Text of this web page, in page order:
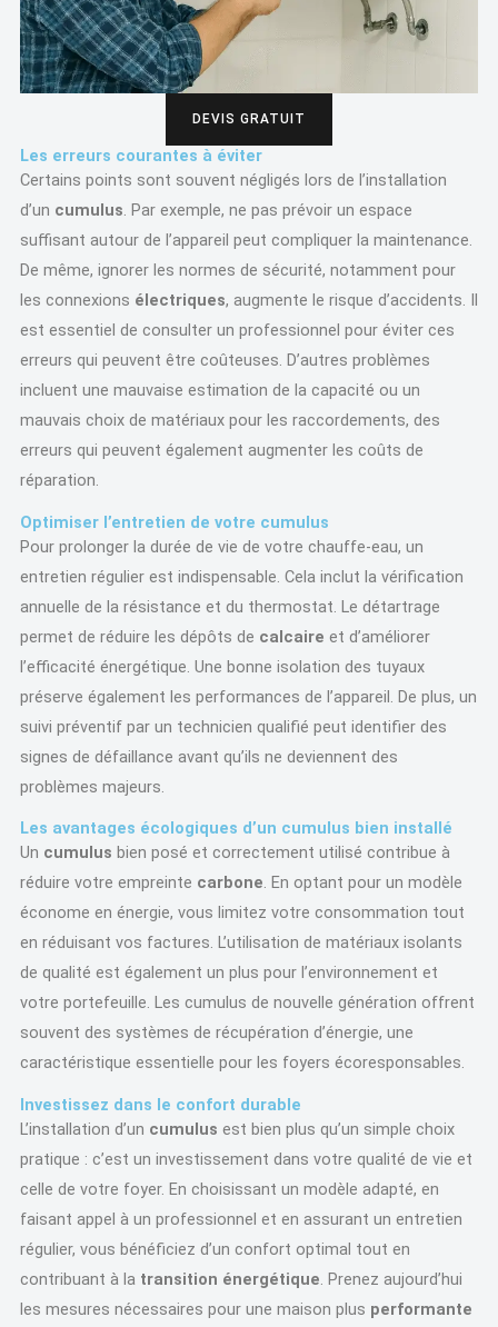
DEVIS GRATUIT
Les erreurs courantes à éviter
Certains points sont souvent négligés lors de l’installation
d’un cumulus. Par exemple, ne pas prévoir un espace
suffisant autour de l’appareil peut compliquer la maintenance.
De même, ignorer les normes de sécurité, notamment pour
les connexions électriques, augmente le risque d’accidents. Il
est essentiel de consulter un professionnel pour éviter ces
erreurs qui peuvent être coûteuses. D’autres problèmes
incluent une mauvaise estimation de la capacité ou un
mauvais choix de matériaux pour les raccordements, des
erreurs qui peuvent également augmenter les coûts de
réparation.
Optimiser l’entretien de votre cumulus
Pour prolonger la durée de vie de votre chauffe-eau, un
entretien régulier est indispensable. Cela inclut la vérification
annuelle de la résistance et du thermostat. Le détartrage
permet de réduire les dépôts de calcaire et d’améliorer
l’efficacité énergétique. Une bonne isolation des tuyaux
préserve également les performances de l’appareil. De plus, un
suivi préventif par un technicien qualifié peut identifier des
signes de défaillance avant qu’ils ne deviennent des
problèmes majeurs.
Les avantages écologiques d’un cumulus bien installé
Un cumulus bien posé et correctement utilisé contribue à
réduire votre empreinte carbone. En optant pour un modèle
économe en énergie, vous limitez votre consommation tout
en réduisant vos factures. L’utilisation de matériaux isolants
de qualité est également un plus pour l’environnement et
votre portefeuille. Les cumulus de nouvelle génération offrent
souvent des systèmes de récupération d’énergie, une
caractéristique essentielle pour les foyers écoresponsables.
Investissez dans le confort durable
L’installation d’un cumulus est bien plus qu’un simple choix
pratique : c’est un investissement dans votre qualité de vie et
celle de votre foyer. En choisissant un modèle adapté, en
faisant appel à un professionnel et en assurant un entretien
régulier, vous bénéficiez d’un confort optimal tout en
contribuant à la transition énergétique. Prenez aujourd’hui
les mesures nécessaires pour une maison plus performante